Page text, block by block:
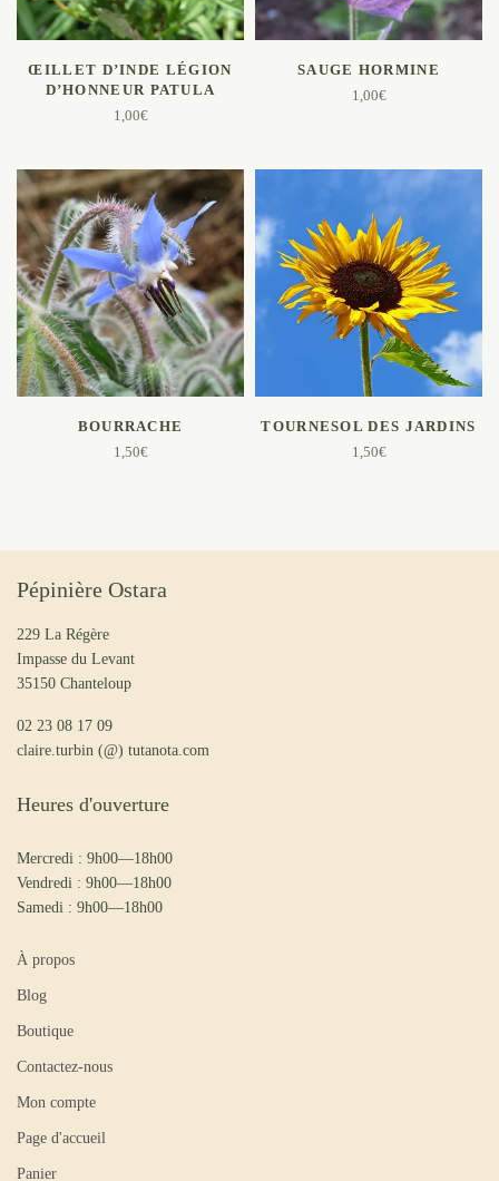
AJOUTER AU PANIER
ŒILLET D’INDE LÉGION
D’HONNEUR PATULA
1,00€
AJOUTER AU PANIER
SAUGE HORMINE
1,00€
AJOUTER AU PANIER
BOURRACHE
1,50€
AJOUTER AU PANIER
TOURNESOL DES JARDINS
1,50€
Pépinière Ostara
229 La Régère
Impasse du Levant
35150 Chanteloup
02 23 08 17 09
claire.turbin (@) tutanota.com
Heures d'ouverture
Mercredi : 9h00—18h00
Vendredi : 9h00—18h00
Samedi : 9h00—18h00
À propos
Blog
Boutique
Contactez-nous
Mon compte
Page d'accueil
Panier